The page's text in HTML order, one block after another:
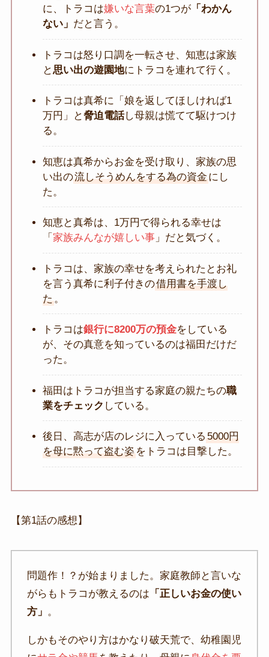
に、トラコは嫌いな言葉の1つが「わかん
ない」 だと言う。
トラコは怒り口調を一転させ、知恵は家族
と思い出の遊園地にトラコを連れて行く。
トラコは真希に「娘を返してほしければ1
万円」と脅迫電話し母親は慌てて駆けつけ
る。
知恵は真希からお金を受け取り、家族の思
い出の流しそうめんをする為の資金にし
た。
知恵と真希は、1万円で得られる幸せは
「 家族みんなが嬉しい事」だと気づく。
トラコは、家族の幸せを考えられたとお礼
を言う真希に利子付きの借用書を手渡し
た。
トラコは銀行に8200万の預金をしている
が、その真意を知っているのは福田だけだ
った。
福田はトラコが担当する家庭の親たちの職
業をチェック している。
後日、高志が店のレジに入っている 5000円
を母に黙って盗む姿をトラコは目撃した。
【第1話の感想】
問題作！？が始まりました。家庭教師と言いな
がらもトラコが教えるのは 「正しいお金の使い
方」 。
しかもそのやり方はかなり破天荒で、幼稚園児